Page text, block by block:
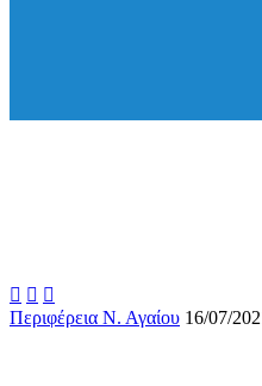
  
Περιφέρεια Ν. Αγαίου 16/07/